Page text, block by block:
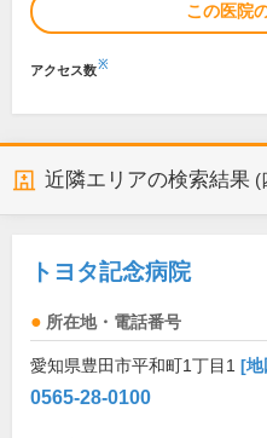
この医院
アクセス数※
近隣エリアの検索結果 (
トヨタ記念病院
所在地・電話番号
愛知県豊田市平和町1丁目1 [地
0565-28-0100